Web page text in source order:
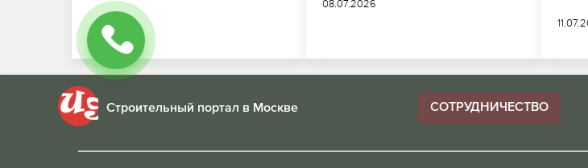
08.07.2026
Строительный портал в Москве СОТРУДНИЧЕСТВО